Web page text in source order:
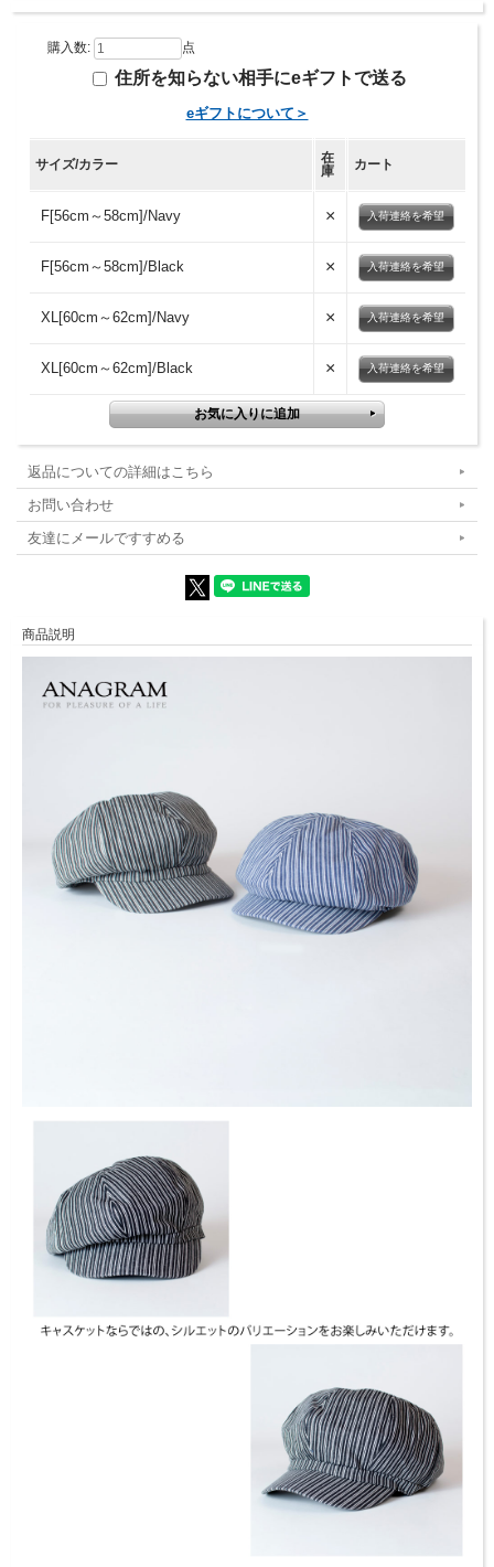
購入数: 点
住所を知らない相手にeギフトで送る
eギフトについて＞
サイズ/カラー
在
庫
カート
F[56cm～58cm]/Navy × 入荷連絡を希望
F[56cm～58cm]/Black × 入荷連絡を希望
XL[60cm～62cm]/Navy × 入荷連絡を希望
XL[60cm～62cm]/Black × 入荷連絡を希望
返品についての詳細はこちら
お問い合わせ
友達にメールですすめる
商品説明